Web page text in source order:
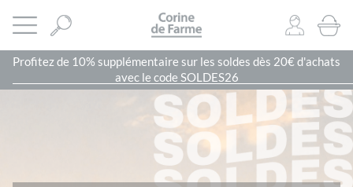
Ouvrir le menu CORINE DE FARME SITE OFFICIEL
1
Profitez de 10% supplémentaire sur les soldes dès 20€ d'achats
avec le code SOLDES26